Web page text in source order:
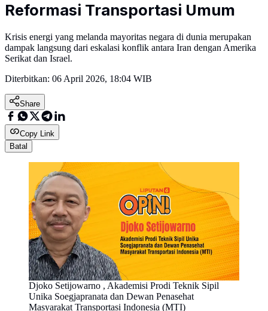
Reformasi Transportasi Umum
Krisis energi yang melanda mayoritas negara di dunia merupakan
dampak langsung dari eskalasi konflik antara Iran dengan Amerika
Serikat dan Israel.
Diterbitkan: 06 April 2026, 18:04 WIB
Share
Copy Link
Batal
Djoko Setijowarno , Akademisi Prodi Teknik Sipil
Unika Soegjapranata dan Dewan Penasehat
Masyarakat Transportasi Indonesia (MTI)